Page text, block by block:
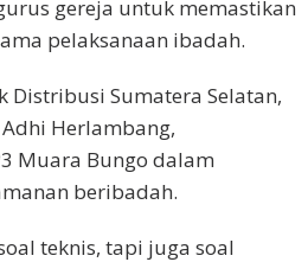
gereja untuk memastikan
pelaksanaan ibadah.
Distribusi Sumatera Selatan,
Adhi Herlambang,
Muara Bungo dalam
beribadah.
teknis, tapi juga soal